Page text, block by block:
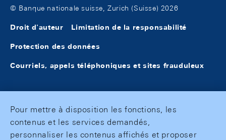
© Banque nationale suisse, Zurich (Suisse) 2026
Droit d'auteur Limitation de la responsabilité
Protection des données
Courriels, appels téléphoniques et sites frauduleux
Pour mettre à disposition les fonctions, les
contenus et les services demandés,
personnaliser les contenus affichés et proposer